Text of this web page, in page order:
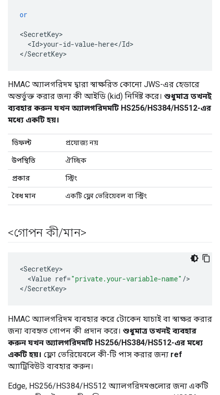
or
<SecretKey
<Id>your-id-value-here</Id>
</SecretKey>
HMAC অ্যালগরিদম দ্বারা স্বাক্ষরিত কোনো JWS-এর হেডারে
অন্তর্ভুক্ত করার জন্য কী আইডি (kid) নির্দিষ্ট করে। শুধুমাত্র তখনই
ব্যবহার করুন যখন অ্যালগরিদমটি HS256/HS384/HS512-এর
মধ্যে একটি হয়।
ডিফল্ট প্রযোজ্য নয়
উপস্থিতি ঐচ্ছিক
প্রকার স্ট্রিং
বৈধ মান একটি ফ্লো ভেরিয়েবল বা স্ট্রিং
<গোপন কী/মান>
<SecretKey
<Value ref="private.your-variable-name" />
</SecretKey>
HMAC অ্যালগরিদম ব্যবহার করে টোকেন যাচাই বা স্বাক্ষর করার
জন্য ব্যবহৃত গোপন কী প্রদান করে। শুধুমাত্র তখনই ব্যবহার
করুন যখন অ্যালগরিদমটি HS256/HS384/HS512-এর মধ্যে
একটি হয়। ফ্লো ভেরিয়েবলে কী-টি পাস করার জন্য ref
অ্যাট্রিবিউট ব্যবহার করুন।
Edge, HS256/HS384/HS512 অ্যালগরিদমগুলোর জন্য একটি